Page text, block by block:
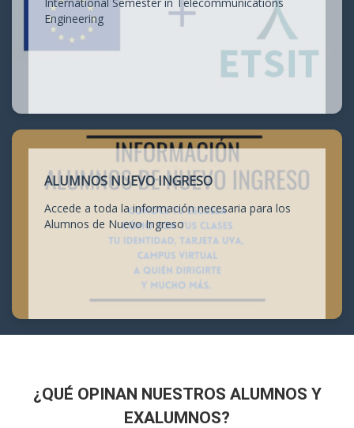
Engineering
ALUMNOS NUEVO INGRESO
Accede a toda la información necesaria para los
Alumnos de Nuevo Ingreso
¿QUÉ OPINAN NUESTROS ALUMNOS Y
EXALUMNOS?